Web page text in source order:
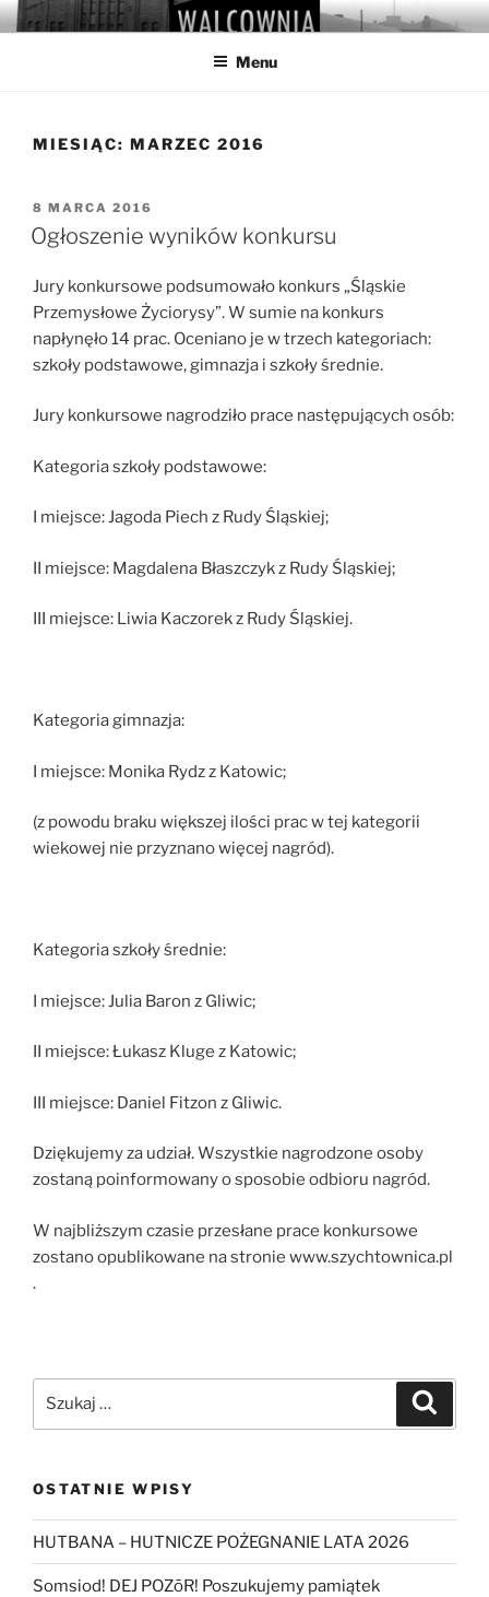
Przejdź
do
WALCOWNIA
Muzeum Hutnictwa Cynku
Menu
MIESIĄC: MARZEC 2016
OPUBLIKOWANE
W
8 MARCA 2016
Ogłoszenie wyników konkursu
Jury konkursowe podsumowało konkurs „Śląskie
Przemysłowe Życiorysy”. W sumie na konkurs
napłynęło 14 prac. Oceniano je w trzech kategoriach:
szkoły podstawowe, gimnazja i szkoły średnie.
Jury konkursowe nagrodziło prace następujących osób:
Kategoria szkoły podstawowe:
I miejsce: Jagoda Piech z Rudy Śląskiej;
II miejsce: Magdalena Błaszczyk z Rudy Śląskiej;
III miejsce: Liwia Kaczorek z Rudy Śląskiej.
Kategoria gimnazja:
I miejsce: Monika Rydz z Katowic;
(z powodu braku większej ilości prac w tej kategorii
wiekowej nie przyznano więcej nagród).
Kategoria szkoły średnie:
I miejsce: Julia Baron z Gliwic;
II miejsce: Łukasz Kluge z Katowic;
III miejsce: Daniel Fitzon z Gliwic.
Dziękujemy za udział. Wszystkie nagrodzone osoby
zostaną poinformowany o sposobie odbioru nagród.
W najbliższym czasie przesłane prace konkursowe
zostano opublikowane na stronie www.szychtownica.pl
.
OSTATNIE WPISY
HUTBANA – HUTNICZE POŻEGNANIE LATA 2026
Somsiod! DEJ POZōR! Poszukujemy pamiątek